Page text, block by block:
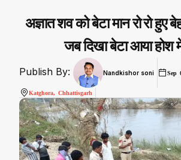
अज्ञात शव को बेटा मान रो रो हुए
जब दिखा बेटा आया होश
Publish By: Nandkishor soni Sep
Katghora, Chhattisgarh